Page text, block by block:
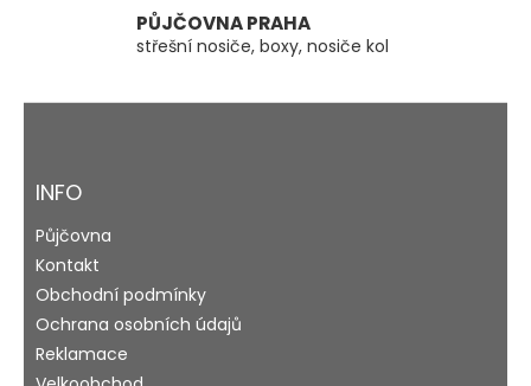
s
u
PŮJČOVNA PRAHA
střešní nosiče, boxy, nosiče kol
Z
aINFO
Půjčovna
Kontakt
Obchodní podmínky
Ochrana osobních údajů
Reklamace